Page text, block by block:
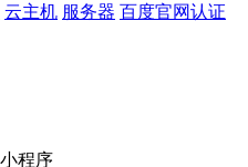
云主机 服务器 百度官网认证